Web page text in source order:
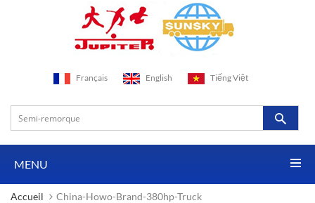
Français English Tiếng Việt
MENU
Accueil China-Howo-Brand-380hp-Truck